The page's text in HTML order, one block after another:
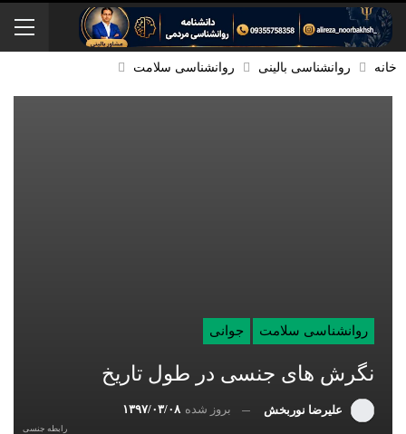
خانه روانشناسی بالینی روانشناسی سلامت
روانشناسی سلامت جوانی
نگرش های جنسی در طول تاریخ
علیرضا نوربخش بروز شده ۱۳۹۷/۰۳/۰۸
رابطه جنسی